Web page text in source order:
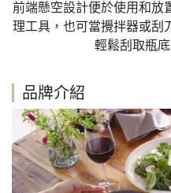
前端懸空設計便於使用和放
理工具，也可當攪拌器或刮
輕鬆刮取瓶
品牌介紹